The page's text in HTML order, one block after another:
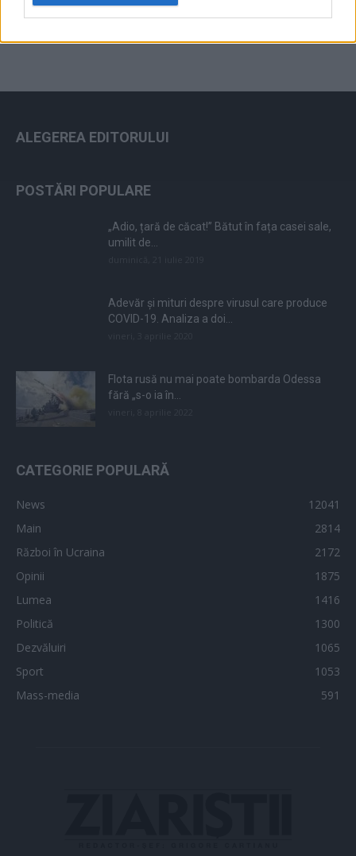
ALEGEREA EDITORULUI
POSTĂRI POPULARE
„Adio, țară de căcat!” Bătut în fața casei sale,
umilit de...
Adevăr și mituri despre virusul care produce
COVID-19. Analiza a doi...
Flota rusă nu mai poate bombarda Odessa
fără „s-o ia în...
CATEGORIE POPULARĂ
News
12041
Main
2814
Război în Ucraina
2172
Opinii
1875
Lumea
1416
Politică
1300
Dezvăluiri
1065
Sport
1053
Mass-media
591